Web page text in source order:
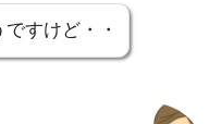
すけど・・